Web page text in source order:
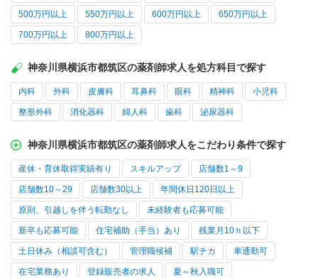
500万円以上 550万円以上 600万円以上 650万円以上
700万円以上 800万円以上
神奈川県横浜市都筑区の薬剤師求人を処方科目で探す
内科 外科 皮膚科 耳鼻科 眼科 精神科 小児科
整形外科 消化器科 婦人科 歯科 泌尿器科
神奈川県横浜市都筑区の薬剤師求人をこだわり条件で探す
産休・育休取得実績有り スキルアップ 店舗数1～9
店舗数10～29 店舗数30以上 年間休日120日以上
原則、引越しを伴う転勤なし 未経験者も応募可能
新卒も応募可能 住宅補助（手当）あり 残業月10ｈ以下
土日休み（相談可含む） 管理職候補 駅チカ 車通勤可
在宅業務あり 登録販売者の求人 夏～秋入職可